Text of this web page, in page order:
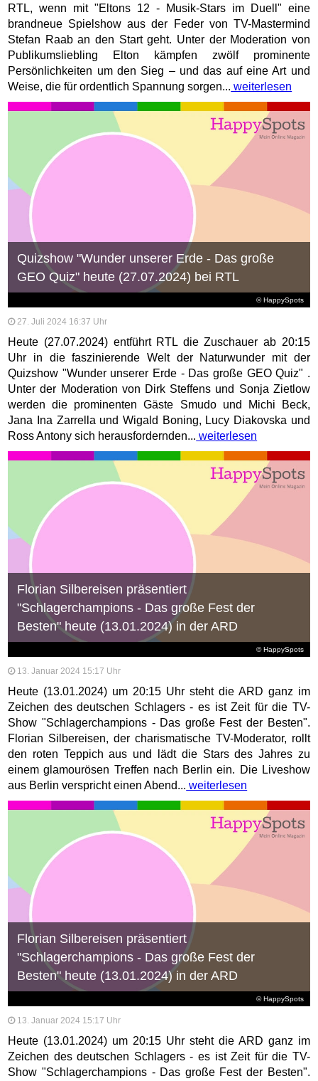
RTL, wenn mit "Eltons 12 - Musik-Stars im Duell" eine
brandneue Spielshow aus der Feder von TV-Mastermind
Stefan Raab an den Start geht. Unter der Moderation von
Publikumsliebling Elton kämpfen zwölf prominente
Persönlichkeiten um den Sieg – und das auf eine Art und
Weise, die für ordentlich Spannung sorgen... weiterlesen
© HappySpots
Quizshow "Wunder unserer Erde - Das große
GEO Quiz" heute (27.07.2024) bei RTL
27. Juli 2024 16:37 Uhr
Heute (27.07.2024) entführt RTL die Zuschauer ab 20:15
Uhr in die faszinierende Welt der Naturwunder mit der
Quizshow "Wunder unserer Erde - Das große GEO Quiz" .
Unter der Moderation von Dirk Steffens und Sonja Zietlow
werden die prominenten Gäste Smudo und Michi Beck,
Jana Ina Zarrella und Wigald Boning, Lucy Diakovska und
Ross Antony sich herausfordernden... weiterlesen
© HappySpots
Florian Silbereisen präsentiert
"Schlagerchampions - Das große Fest der
Besten" heute (13.01.2024) in der ARD
13. Januar 2024 15:17 Uhr
Heute (13.01.2024) um 20:15 Uhr steht die ARD ganz im
Zeichen des deutschen Schlagers - es ist Zeit für die TV-
Show "Schlagerchampions - Das große Fest der Besten".
Florian Silbereisen, der charismatische TV-Moderator, rollt
den roten Teppich aus und lädt die Stars des Jahres zu
einem glamourösen Treffen nach Berlin ein. Die Liveshow
aus Berlin verspricht einen Abend... weiterlesen
© HappySpots
Florian Silbereisen präsentiert
"Schlagerchampions - Das große Fest der
Besten" heute (13.01.2024) in der ARD
13. Januar 2024 15:17 Uhr
Heute (13.01.2024) um 20:15 Uhr steht die ARD ganz im
Zeichen des deutschen Schlagers - es ist Zeit für die TV-
Show "Schlagerchampions - Das große Fest der Besten".